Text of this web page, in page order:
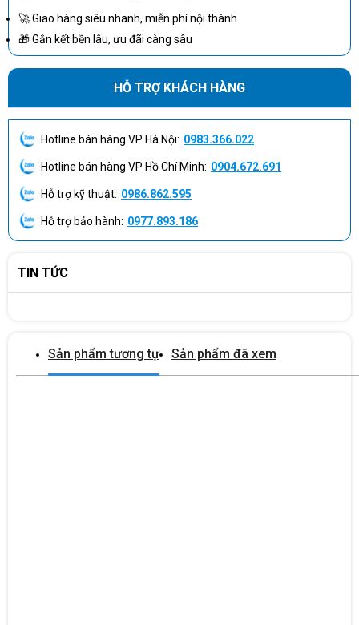
SAO CHÉP
RA (NGỦ)
Nhanh đến 20 giây (15 phút)
CHU KỲ
THÁNG, A4)
định nghĩa là số lượng trang in tối đa mỗi
SỐ LƯỢNG
TRANG
ĐƯỢC ĐỀ
XUẤT HÀNG
THÁNG
100 đến 500 HP khuyến nghị rằng số lượng
nằm trong phạm vi quy định để thiết bị đạt
được hiệu suất tối ưu, tùy theo các yếu tố
bao gồm khoảng thời gian thay thế mực, và
vòng đời thiết bị trong thời gian bảo hành
mở rộng.
CHẤT
CHẤT
LƯỢNG IN
🚀 Giao hàng siêu nhanh, miễn phí nội thành
🎁 Gắn kết bền lâu, ưu đãi càng sâu
HỖ TRỢ KHÁCH HÀNG
Hotline bán hàng VP Hà Nội: 0983.366.022
Hotline bán hàng VP Hồ Chí Minh: 0904.672.691
Hỗ trợ kỹ thuật: 0986.862.595
Hỗ trợ bảo hành: 0977.893.186
TIN TỨC
Sản phẩm tương tự Sản phẩm đã xem